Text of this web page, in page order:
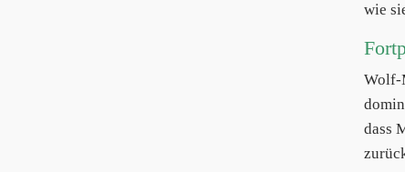
wie
Wolf-
dass